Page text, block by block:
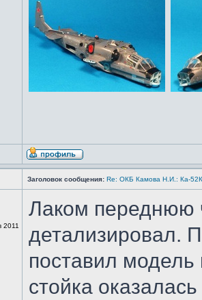
Заголовок сообщения: Re: ОКБ Камова Н.И.: Ка-
2011
Лаком переднюю
детализировал.
поставил модель
стойка